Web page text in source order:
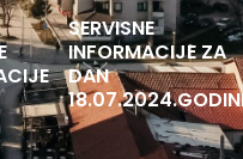
SERVISNE
INFORMACIJE ZA
DAN